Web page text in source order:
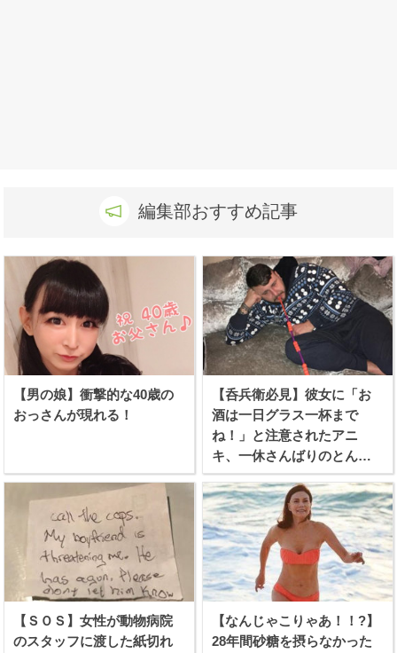
編集部おすすめ記事
【男の娘】衝撃的な40歳の
おっさんが現れる！
【呑兵衛必見】彼女に「お
酒は一日グラス一杯まで
ね！」と注意されたアニ
キ、一休さんばりのとんち
を利かせる！
【ＳＯＳ】女性が動物病院
のスタッフに渡した紙切れ
【なんじゃこりゃあ！！?】
28年間砂糖を摂らなかった